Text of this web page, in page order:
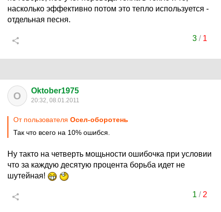
насколько эффективно потом это тепло используется -
отдельная песня.
3/ 1
O Oktober1975
20:32, 08.01.2011
От пользователя Осел-оборотень
Так что всего на 10% ошибся.
Ну такто на четверть мощьности ошибочка при условии
что за каждую десятую процента борьба идет не
шутейная!
1 / 2